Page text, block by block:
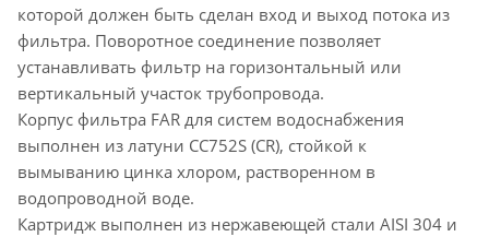
которой должен быть сделан вход и выход потока из
фильтра. Поворотное соединение позволяет
устанавливать фильтр на горизонтальный или
вертикальный участок трубопровода.
Корпус фильтра FAR для систем водоснабжения
выполнен из латуни CC752S (CR), стойкой к
вымыванию цинка хлором, растворенном в
водопроводной воде.
Картридж выполнен из нержавеющей стали AISI 304 и